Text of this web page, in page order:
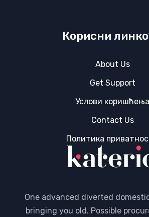
Корисни
About Us
Get Support
Услови коришћења
Contact Us
Политика
One advanced diverted
bringing you old. Possible